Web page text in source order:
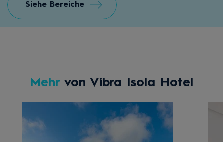
Siehe Bereiche
Mehrvon Vibra Isola Hotel